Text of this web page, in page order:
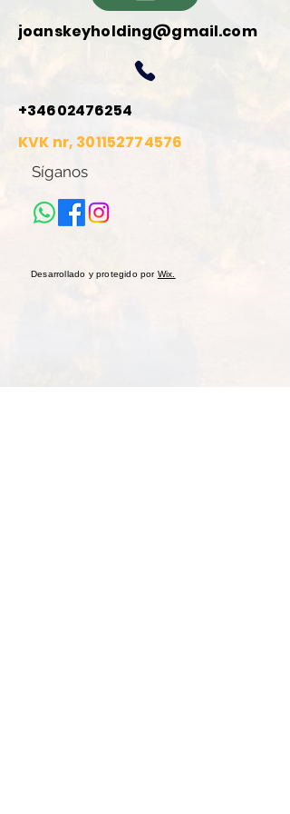
joanskeyholding@gmail.com
+34602476254
KVK nr, 301152774576
Síganos
Desarrollado y protegido por Wix.